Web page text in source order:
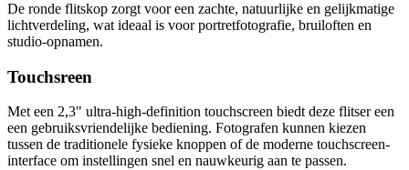
De ronde flitskop zorgt voor een zachte, natuurlijke en gelijkmatige
lichtverdeling, wat ideaal is voor portretfotografie, bruiloften en
studio-opnamen.
Touchsreen
Met een 2,3" ultra-high-definition touchscreen biedt deze flitser een
een gebruiksvriendelijke bediening. Fotografen kunnen kiezen
tussen de traditionele fysieke knoppen of de moderne touchscreen-
interface om instellingen snel en nauwkeurig aan te passen.